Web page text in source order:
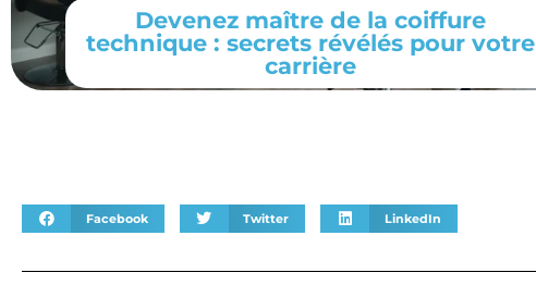
Devenez maître de la coiffure
technique : secrets révélés pour votre
carrière
Facebook Twitter LinkedIn